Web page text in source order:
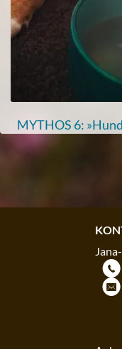
MYTHOS 6:
m
k